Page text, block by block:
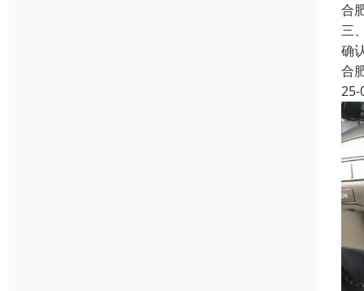
合
三
确
合
25-